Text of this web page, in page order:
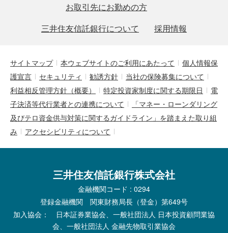
お取引先にお勤めの方
三井住友信託銀行について
採用情報
サイトマップ 本ウェブサイトのご利用にあたって
個人情報保
護宣言
セキュリティ 勧誘方針
当社の保険募集について
利益相反管理方針（概要）
特定投資家制度に関する期限日
電
子決済等代行業者との連携について
「マネー・ローンダリング
及びテロ資金供与対策に関するガイドライン」を踏まえた取り組
み
アクセシビリティについて
三井住友信託銀行株式会社
金融機関コード : 0294
登録金融機関 関東財務局長（登金）第649号
加入協会： 日本証券業協会、一般社団法人 日本投資顧問業協
会、一般社団法人 金融先物取引業協会